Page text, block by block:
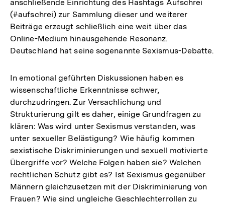
anschließende Einrichtung des Hashtags Aufschrei
(#aufschrei) zur Sammlung dieser und weiterer
Beiträge erzeugt schließlich eine weit über das
Online-Medium hinausgehende Resonanz.
Deutschland hat seine sogenannte Sexismus-Debatte.
In emotional geführten Diskussionen haben es
wissenschaftliche Erkenntnisse schwer,
durchzudringen. Zur Versachlichung und
Strukturierung gilt es daher, einige Grundfragen zu
klären: Was wird unter Sexismus verstanden, was
unter sexueller Belästigung? Wie häufig kommen
sexistische Diskriminierungen und sexuell motivierte
Übergriffe vor? Welche Folgen haben sie? Welchen
rechtlichen Schutz gibt es? Ist Sexismus gegenüber
Männern gleichzusetzen mit der Diskriminierung von
Frauen? Wie sind ungleiche Geschlechterrollen zu